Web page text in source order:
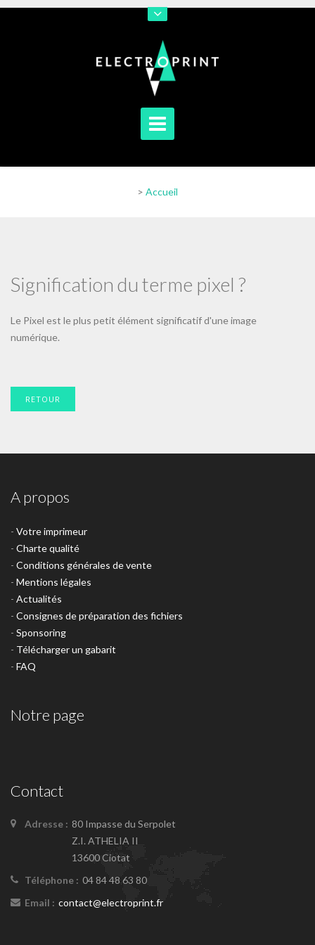
> Accueil
Signification du terme pixel ?
Le Pixel est le plus petit élément significatif d'une image
numérique.
RETOUR
A propos
- Votre imprimeur
- Charte qualité
- Conditions générales de vente
- Mentions légales
- Actualités
- Consignes de préparation des fichiers
- Sponsoring
- Télécharger un gabarit
- FAQ
Notre page
Contact
Adresse : 80 Impasse du Serpolet
Z.I. ATHELIA II
13600 Ciotat
Téléphone : 04 84 48 63 80
Email : contact@electroprint.fr
En poursuivant votre navigation sur notre site vous acceptez
[En savoir plus]